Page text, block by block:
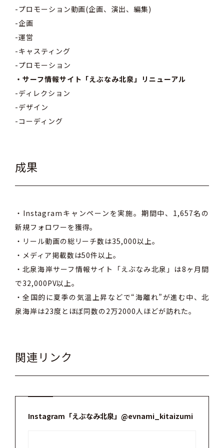
-プロモーション動画(企画、演出、編集)
-企画
-運営
-キャスティング
-プロモーション
・サーフ情報サイト「えぶなみ北泉」リニューアル
-ディレクション
-デザイン
-コーディング
成果
・Instagramキャンペーンを実施。期間中、1,657名の
新規フォロワーを獲得。
・リール動画の総リーチ数は35,000以上。
・メディア掲載数は50件以上。
・北泉海岸サーフ情報サイト「えぶなみ北泉」は8ヶ月間
で32,000PV以上。
・全国的に夏季の気温上昇などで“海離れ”が進む中、北
泉海岸は23度とほぼ同数の2万2000人ほどが訪れた。
関連リンク
Instagram「えぶなみ北泉」@evnami_kitaizumi